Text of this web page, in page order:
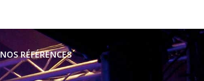
NOS RÉFÉRENCES